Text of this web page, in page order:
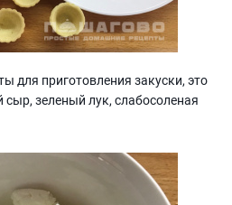
для приготовления закуски, это
зеленый лук, слабосоленая